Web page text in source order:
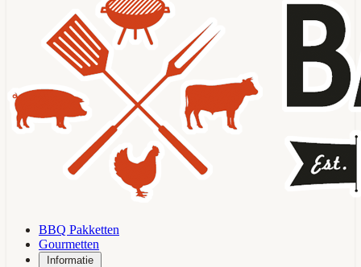
BBQ Pakketten
Gourmetten
Informatie